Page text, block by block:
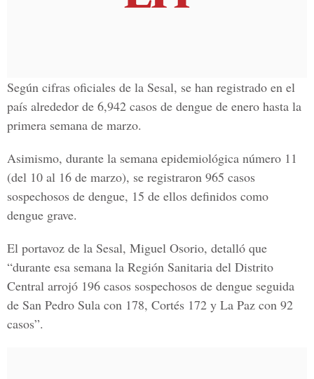
Según cifras oficiales de la Sesal, se han registrado en el
país alrededor de 6,942 casos de dengue de enero hasta la
primera semana de marzo.
Asimismo, durante la semana epidemiológica número 11
(del 10 al 16 de marzo), se registraron 965 casos
sospechosos de dengue, 15 de ellos definidos como
dengue grave.
El portavoz de la Sesal, Miguel Osorio, detalló que
“durante esa semana la Región Sanitaria del Distrito
Central arrojó 196 casos sospechosos de dengue seguida
de San Pedro Sula con 178, Cortés 172 y La Paz con 92
casos”.